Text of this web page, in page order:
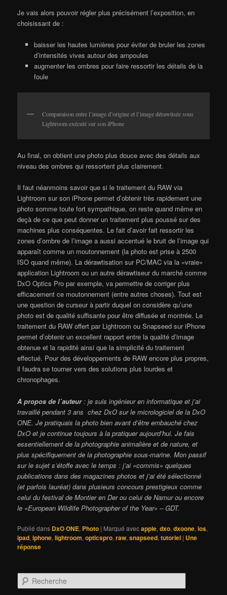
Je vais alors pouvoir régler plus précisément l’exposition, en
choisissant de :
baisser les hautes lumières pour éviter de bruler les zones
d’intensités vives autour des ampoules
augmenter les ombres pour faire ressortir les détails de la
foule
Comparaison entre l’image d’origine et l’image dérawtisée sous
Lightroom exécuté sur son iPhone
Au final, on obtient une photo plus douce avec des détails aux
niveau des ombres qui ressortent plus clairement.
Il faut néanmoins savoir que si le traitement du RAW via
Lightroom sur son iPhone permet d’obtenir très rapidement une
photo somme toute fort sympathique, on reste quand même en
deçà de ce que peut donner un traitement plus poussé sur des
machines plus conséquentes. Le fait d’avoir fait ressortir les
zones d’ombre de l’image a aussi accentué le bruit de l’image qui
apparaît comme un moutonnement (la photo est prise à 2500
ISO quand même). La dérawtisation sur PC/MAC via la «vraie»
application Lightroom ou un autre dérawtiseur du marché comme
DxO Optics Pro par exemple, va permettre de corriger plus
efficacement ce moutonnement (entre autres choses). Tout est
une question de curseur à partir duquel on considère qu’une
photo est de qualité suffisante pour être diffusée et montrée. Le
traitement du RAW offert par Lightroom ou Snapseed sur iPhone
permet d’obtenir un excellent rapport entre la qualité d’image
obtenue et la rapidité ainsi que la simplicité du traitement
effectué. Pour des développements de RAW encore plus propres,
il faudra se tourner vers des solutions plus lourdes et
chronophages.
A propos de l’auteur: je suis ingénieur en informatique et j’ai
travaillé pendant 3 ans chez DxO sur le micrologiciel de la DxO
ONE. Je pratiquais la photo bien avant d’être embauché chez
DxO et je continue toujours à la pratiquer aujourd’hui. Je fais
essentiellement de la photographie animalière et de nature, et
plus spécifiquement de la photographie sous-marine. Mon passif
sur le sujet s’étoffe avec le temps : j’ai «commis» quelques
publications dans des magazines photos et j’ai été sélectionné
(et parfois lauréat) dans plusieurs concours prestigieux comme
celui du festival de Montier en Der ou celui de Namur ou encore
le «European Wildlife Photographer of the Year» – GDT.
Publié dans DxO ONE, Photo | Marqué avecapple,dxo,dxoone,ios,
ipad,iphone,lightroom,opticspro,raw,snapseed,tutoriel | Une
réponse
e